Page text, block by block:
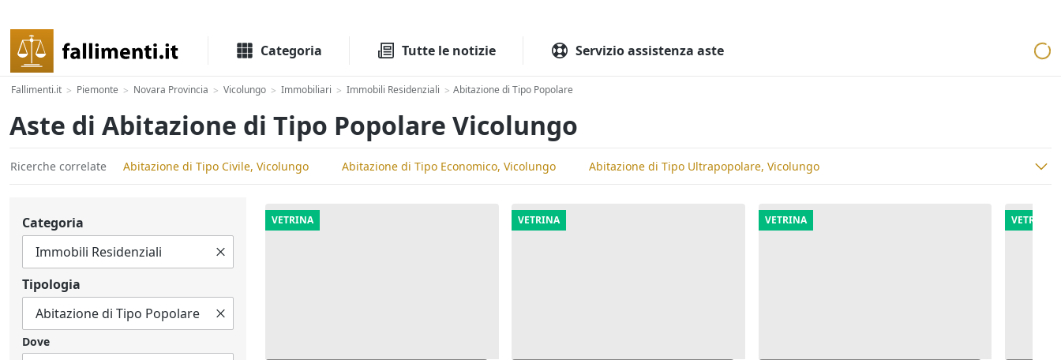
Categoria Tutte le notizie Servizio assistenza aste
Fallimenti.it > Piemonte > Novara Provincia > Vicolungo > Immobiliari > Immobili Residenziali > Abitazione di Tipo Popolare
Aste di Abitazione di Tipo Popolare Vicolungo
Ricerche correlate Abitazione di Tipo Civile, Vicolungo Abitazione di Tipo Economico, Vicolungo Abitazione di Tipo Ultrapopolare, Vicolungo
Categoria
Tipologia
Dove
VETRINA VETRINA VETRINA VETRINA